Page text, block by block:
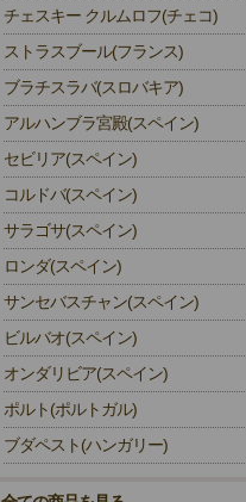
チェスキー クルムロフ(チェコ)
ストラスブール(フランス)
ブラチスラバ(スロバキア)
アルハンブラ宮殿(スペイン)
セビリア(スペイン)
コルドバ(スペイン)
サラゴサ(スペイン)
ロンダ(スペイン)
サンセバスチャン(スペイン)
ビルバオ(スペイン)
オンダリビア(スペイン)
ポルト(ポルトガル)
ブダペスト(ハンガリー)